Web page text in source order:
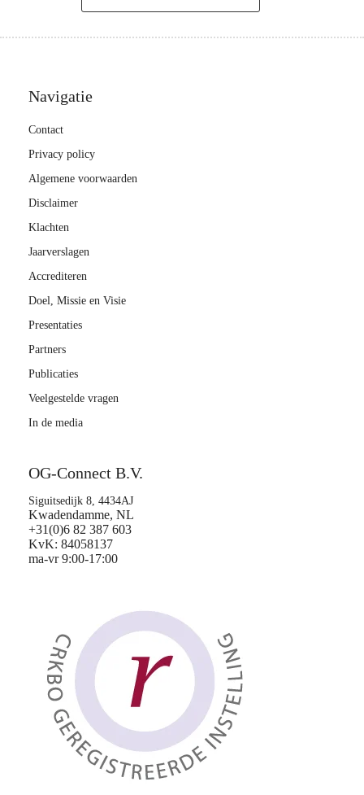
Navigatie
Contact
Privacy policy
Algemene voorwaarden
Disclaimer
Klachten
Jaarverslagen
Accrediteren
Doel, Missie en Visie
Presentaties
Partners
Publicaties
Veelgestelde vragen
In de media
OG-Connect B.V.
Siguitsedijk 8, 4434AJ
Kwadendamme, NL
+31(0)6 82 387 603
KvK: 84058137
ma-vr 9:00-17:00